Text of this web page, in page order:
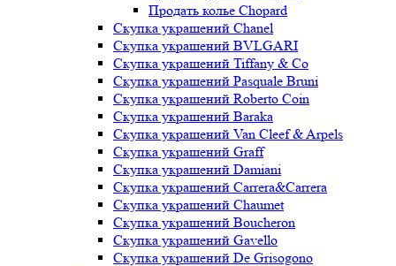
Продать колье Chopard
Скупка украшений Chanel
Скупка украшений BVLGARI
Скупка украшений Tiffany & Co
Скупка украшений Pasquale Bruni
Скупка украшений Roberto Coin
Скупка украшений Baraka
Скупка украшений Van Cleef & Arpels
Скупка украшений Graff
Скупка украшений Damiani
Скупка украшений Carrera&Carrera
Скупка украшений Chaumet
Скупка украшений Boucheron
Скупка украшений Gavello
Скупка украшений De Grisogono